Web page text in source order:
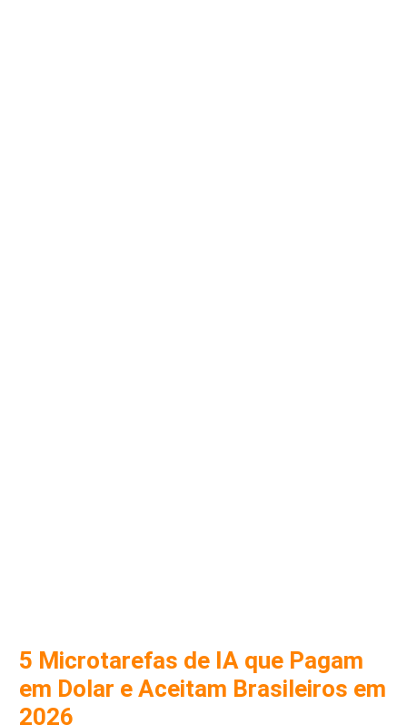
5 Microtarefas de IA que Pagam
em Dolar e Aceitam Brasileiros em
2026